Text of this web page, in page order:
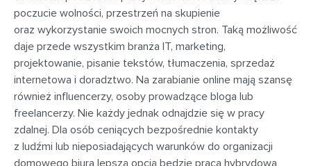
poczucie wolności, przestrzeń na skupienie
oraz wykorzystanie swoich mocnych stron. Taką możliwość
daje przede wszystkim branża IT, marketing,
projektowanie, pisanie tekstów, tłumaczenia, sprzedaż
internetowa i doradztwo. Na zarabianie online mają szansę
również influencerzy, osoby prowadzące bloga lub
freelancerzy. Nie każdy jednak odnajdzie się w pracy
zdalnej. Dla osób ceniących bezpośrednie kontakty
z ludźmi lub nieposiadających warunków do organizacji
domowego biura lepszą opcją będzie praca hybrydowa